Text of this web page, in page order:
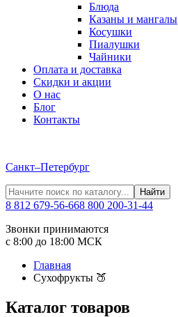
Блюда
Казаны и мангалы
Косушки
Пиалушки
Чайники
Оплата и доставка
Скидки и акции
О нас
Блог
Контакты
Санкт–Петербург
Найти
8 812 679-56-668 800 200-31-44
Звонки принимаются
с 8:00 до 18:00 МСК
Главная
Сухофрукты 🍑
Каталог товаров